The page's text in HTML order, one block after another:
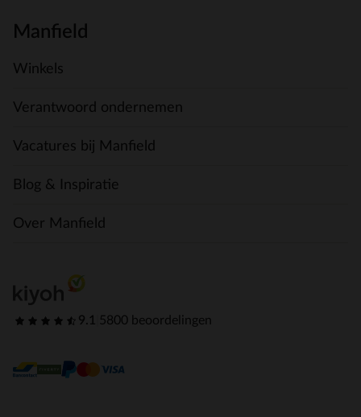
Manfield
Winkels
Verantwoord ondernemen
Vacatures bij Manfield
Blog & Inspiratie
Over Manfield
9.1 5800 beoordelingen